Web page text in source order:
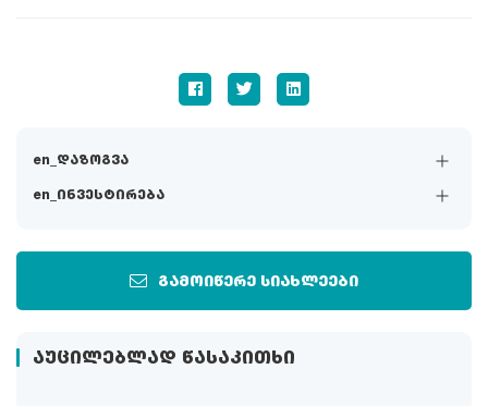
en_დაზოგვა
en_ინვესტირება
გამოიწერე სიახლეები
ᲐᲣᲪᲘᲚᲔᲑᲚᲐᲓ ᲬᲐᲡᲐᲙᲘᲗᲮᲘ